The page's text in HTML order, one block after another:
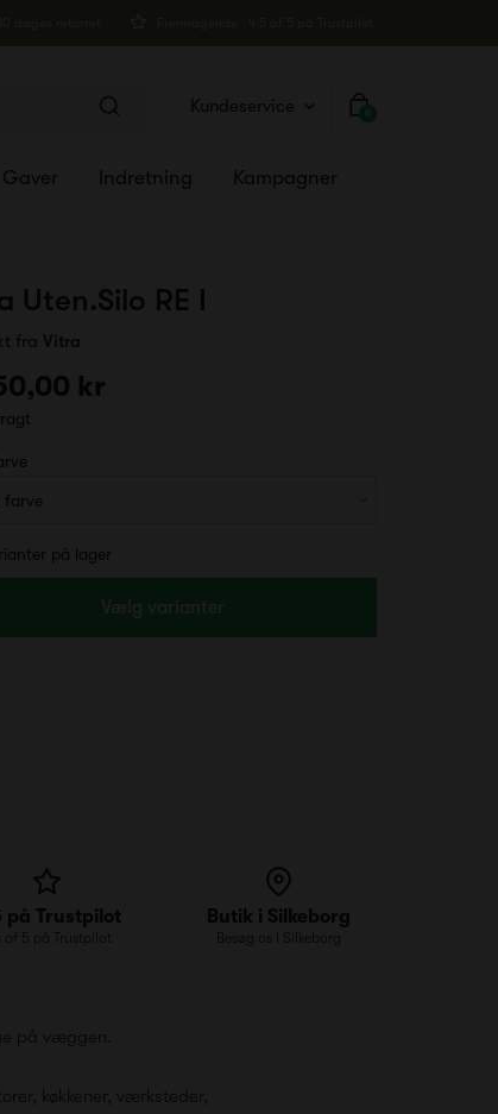
0
Kundeservice
Gaver Indretning Kampagner
Uten.Silo RE I
fra Vitra
kr
på lager
Vælg varianter
på Trustpilot
af 5 på Trustpilot
Butik i Silkeborg
Besøg os i Silkeborg
på væggen.
køkkener, værksteder,